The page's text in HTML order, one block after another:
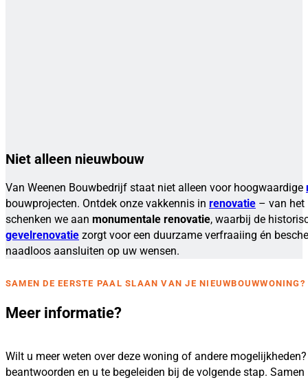
Niet alleen nieuwbouw
Van Weenen Bouwbedrijf staat niet alleen voor hoogwaardige
bouwprojecten. Ontdek onze vakkennis in renovatie – van het
schenken we aan monumentale renovatie, waarbij de
gevelrenovatie zorgt voor een duurzame verfraaiing én
naadloos aansluiten op uw wensen.
Meer informatie?
SAMEN DE EERSTE PAAL SLAAN VAN JE NIEUWBOUWWONING?
Wilt u meer weten over deze woning of andere
beantwoorden en u te begeleiden bij de volgende stap.